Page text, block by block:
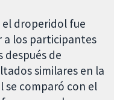
el droperidol fue
a los participantes
después de
similares en la
se comparó con el